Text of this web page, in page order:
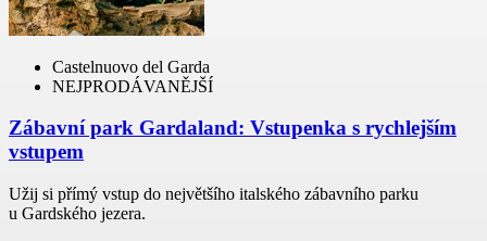
Castelnuovo del Garda
NEJPRODÁVANĚJŠÍ
Zábavní park Gardaland: Vstupenka s rychlejším
vstupem
Užij si přímý vstup do největšího italského zábavního parku
u Gardského jezera.